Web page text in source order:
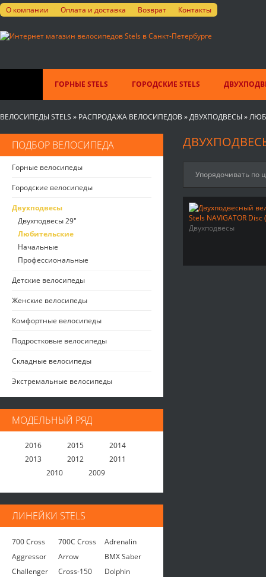
О компании Оплата и доставка Возврат Контакты
ГОРНЫЕ STELS ГОРОДСКИЕ STELS
ВЕЛОСИПЕДЫ STELS » РАСПРОДАЖА ВЕЛОСИПЕДОВ »ДВУХПОДВЕСЫ »
ПОДБОР ВЕЛОСИПЕДА
Горные велосипеды
Городские велосипеды
Двухподвесы
Двухподвесы 29"
Любительские
Начальные
Профессиональные
Детские велосипеды
Женские велосипеды
Комфортные велосипеды
Подростковые велосипеды
Складные велосипеды
Экстремальные велосипеды
МОДЕЛЬНЫЙ РЯД
2016 2015
2014
2013
2012
2011
2010
2009
ЛИНЕЙКИ STELS
700 Cross 700C Cross
Adrenalin
Aggressor
Arrow
BMX Saber
Challenger
Cross-150
Dolphin
ДВУХПОДВЕСЫ
Упорядочивать по
Двухподвесы